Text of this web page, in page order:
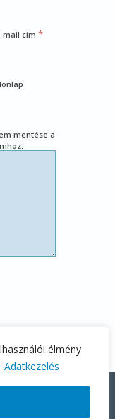
élmény
Adatkezelés
mail cím *
mentése a